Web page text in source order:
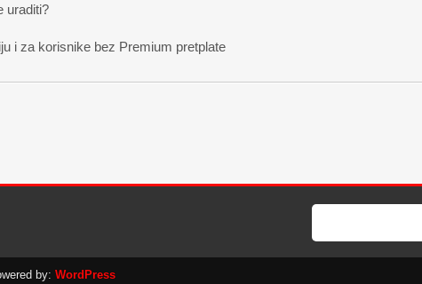
uraditi?
i za korisnike bez Premium pretplate
by:WordPress